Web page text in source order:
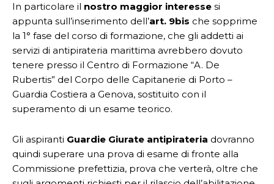
In particolare il nostro maggior interesse si
appunta sull’inserimento dell’art. 9bis che sopprime
la 1° fase del corso di formazione, che gli addetti ai
servizi di antipirateria marittima avrebbero dovuto
tenere presso il Centro di Formazione “A. De
Rubertis” del Corpo delle Capitanerie di Porto –
Guardia Costiera a Genova, sostituito con il
superamento di un esame teorico.
Gli aspiranti Guardie Giurate antipirateria dovranno
quindi superare una prova di esame di fronte alla
Commissione prefettizia, prova che verterà, oltre che